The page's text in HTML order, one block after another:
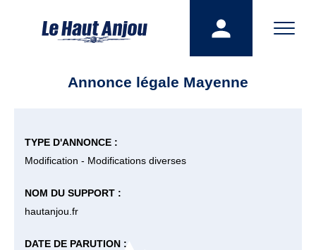
Annonce légale Mayenne
TYPE D'ANNONCE :
Modification - Modifications diverses
NOM DU SUPPORT :
hautanjou.fr
DATE DE PARUTION :